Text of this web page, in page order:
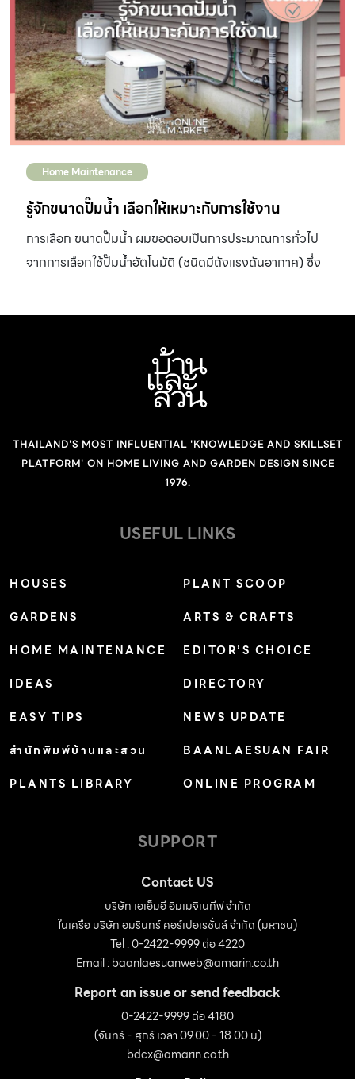
เพิ่มเติม การเลือกแอร์และติดตั้ง จำนวนและขนาดของ
หน้าต่าง หลังคามีฉนวนกันความร้อนหรือไม่ จำนวนคนใช้งาน
ในห้อง จำนวนและประเภทของเครื่องใช้ไฟฟ้าในห้อง ความสูง
ฝ้าเพดาน ทำไมต้องเลือก BTU ให้พอเหมาะ BTU สูง
ไป คอมเพรสเซอร์จะตัดบ่อยเกินไป มีผลให้ประสิทธิภาพการ
ทำงานของเครื่องปรับอากาศลดลง เมื่อเครื่องตัดบ่อยทำให้
เครื่องก็มีราคาแพงกว่า BTU ต่ำไป คอมเพรสเซอร์ทำงาน
ตลอดเวลา เพราะอุณหภูมิไม่ได้ตามที่ตั้งไว้ จึงไม่เย็นหรือเย็น
ช้า ทำให้สิ้นเปลืองพลังงาน และเครื่องปรับอากาศเสียเร็ว
2.เลือกประเภทเครื่องปรับอากาศให้เหมาะกับการใช้งาน แบบ
ติดผนัง นิยมใช้ในบ้านที่สุด เหมาะกับห้องขนาดกลางและ
กะทัดรัด และราคาไม่แพง แบบแขวนใต้ฝ้า เหมาะกับห้องขนาด
เล็กถึงขนาดกลางที่มีคนอยู่หนาแน่น เช่น ร้านค้า ห้องอาหาร
สำนักงาน สามารถกระจายลมเย็นได้ไกลและทั่วถึงกว่า ทนต่อ
การใช้งานหนัก และการทำงานของเครื่องมีเสียงดังกว่าแบบ
ฝ้า เป็นเครื่องปรับอากาศที่กระจายลม 4 ทิศทาง เหมาะกับ
ห้องที่เน้นความสวยงามเพราะจะเห็นตัวเครื่องน้อยที่สุด เดิน
ท่อน้ำยาและท่อน้ำทิ้งซ่อนไว้บนฝ้าเพดาน จึงควรตัดสินใจ
งานระบบท่อและโครงสร้างให้รองรับการติดตั้ง ราคาเครื่อง
หนาแน่น ห้องประชุม หรือห้องโถงขนาดใหญ่ มีประสิทธิภาพ
Home Maintenance
รู้จักขนาดปั๊มน้ำ เลือกให้เหมาะกับการใช้งาน
การเลือก ขนาดปั๊มน้ำ ผมขอตอบเป็นการประมาณการทั่วไป
จากการเลือกใช้ปั๊มน้ำอัตโนมัติ (ชนิดมีถังแรงดันอากาศ) ซึ่ง
กี่วัตต์เหมาะกับบ้านสูงกี่ชั้นนั้น อาจไม่ใช่คำตอบของทางเลือก
ภายในบ้านที่อาจเปิดใช้งานพร้อมกัน ห้องน้ำมีกี่ห้อง จุดใช้น้ำ
ทั้งหมดมีกี่จุด ซึ่งต้องรวมจุดที่อยู่ภายนอกห้องน้ำด้วยอย่าง
โรงรถ ส่วนซักล้างหลังบ้าน ก๊อกน้ำในสวน รวมทั้งมีผู้อยู่
ศักดา ประสานไทย ชนิดของปั้มน้ำในท้องตลาด ติดตามข้อมูล
ดีๆได้ที่นี่ No related posts.
THAILAND'S MOST INFLUENTIAL 'KNOWLEDGE AND SKILLSET
PLATFORM' ON HOME LIVING AND GARDEN DESIGN SINCE
1976.
USEFUL LINKS
HOUSES
GARDENS
HOME MAINTENANCE
IDEAS
EASY TIPS
สำนักพิมพ์บ้านและสวน
PLANTS LIBRARY
PLANT SCOOP
ARTS & CRAFTS
EDITOR’S CHOICE
DIRECTORY
NEWS UPDATE
BAANLAESUAN FAIR
ONLINE PROGRAM
SUPPORT
Contact US
บริษัท เอเอ็มอี อิมเมจิเนทีฟ จำกัด
ในเครือ บริษัท อมรินทร์ คอร์เปอเรชั่นส์ จำกัด (มหาชน)
Tel : 0-2422-9999 ต่อ 4220
Email :baanlaesuanweb@amarin.co.th
Report an issue or send feedback
0-2422-9999 ต่อ 4180
(จันทร์ - ศุกร์ เวลา 09.00 - 18.00 น)
bdcx@amarin.co.th